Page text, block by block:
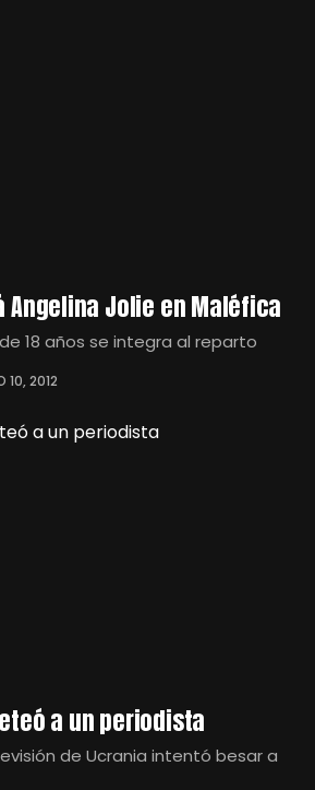
Angelina Jolie en Maléfica
18 años se integra al reparto
10, 2012
a un periodista
de Ucrania intentó besar a